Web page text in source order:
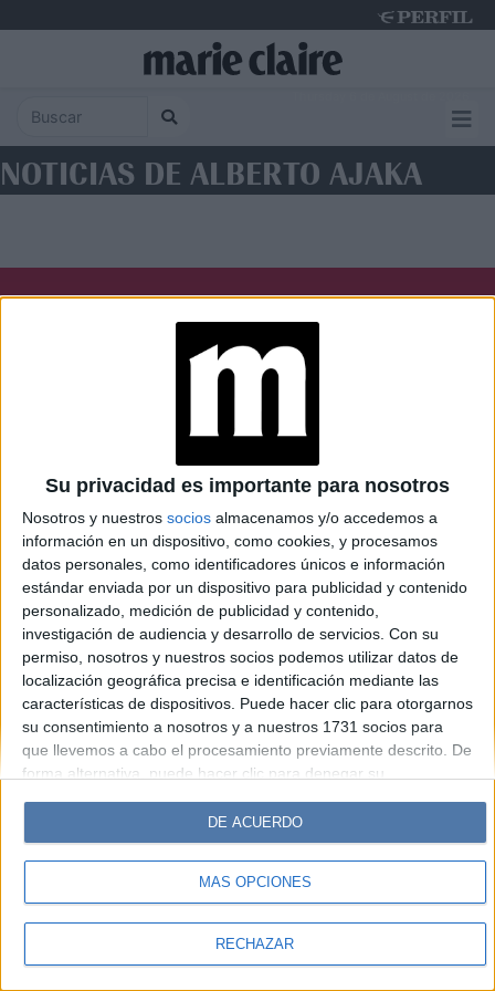
Su privacidad es importante para nosotros
Nosotros y nuestros socios almacenamos y/o accedemos a
información en un dispositivo, como cookies, y procesamos
datos personales, como identificadores únicos e información
estándar enviada por un dispositivo para publicidad y contenido
personalizado, medición de publicidad y contenido,
investigación de audiencia y desarrollo de servicios. Con su
permiso, nosotros y nuestros socios podemos utilizar datos de
localización geográfica precisa e identificación mediante las
características de dispositivos. Puede hacer clic para otorgarnos
su consentimiento a nosotros y a nuestros 1731 socios para
que llevemos a cabo el procesamiento previamente descrito. De
forma alternativa, puede hacer clic para denegar su
cambiar sus preferencias antes de otorgar su consentimiento.
Tenga en cuenta que algún procesamiento de sus datos
personales puede no requerir de su consentimiento, pero usted
tiene el derecho de rechazar tal procesamiento. Sus
sus preferencias o retirar su consentimiento en cualquier
MÁS OPCIONES
RECHAZAR
DE ACUERDO
NOTICIAS DE ALBERTO AJAKA
Caras Noticias
Weekend Parabrisas
Look
Luz Mía Lunateen Break BATimes
© Perfil.com 2006-2019 - Todos los derechos reservados
Registro de Propiedad Intelectual: Nro. 5346433